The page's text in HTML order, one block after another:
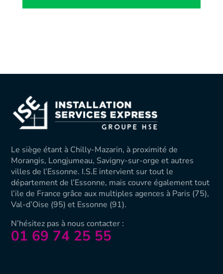
Le siège étant à Chilly-Mazarin, à proximité de
Morangis, Longjumeau, Savigny-sur-orge et autres
villes de l’Essonne. I.S.E intervient sur tout le
département de l’Essonne, mais couvre également tout
l’ile de France grâce aux multiples agences à Paris (75),
Val-d’Oise (95) et Essonne (91).
N’hésitez pas à nous contacter :
01 69 74 25 55